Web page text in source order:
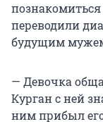
переводили
будущим
— Девочка
Курган с ней
ним прибыл